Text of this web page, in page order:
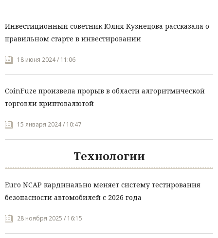
Инвестиционный советник Юлия Кузнецова рассказала о
правильном старте в инвестировании
18 июня 2024 / 11:06
CoinFuze произвела прорыв в области алгоритмической
торговли криптовалютой
15 января 2024 / 10:47
Технологии
Euro NCAP кардинально меняет систему тестирования
безопасности автомобилей с 2026 года
28 ноября 2025 / 16:15